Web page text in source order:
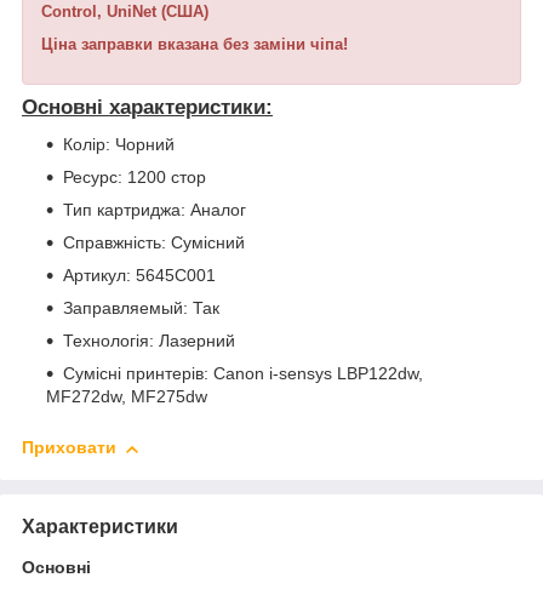
Control, UniNet (США)
Ціна заправки вказана без заміни чіпа!
Основні характеристики:
Колір: Чорний
Ресурс: 1200 стор
Тип картриджа: Аналог
Справжність: Сумісний
Артикул: 5645C001
Заправляемый: Так
Технологія: Лазерний
Сумісні принтерів: Canon i-sensys LBP122dw,
MF272dw, MF275dw
Приховати
Характеристики
Основні